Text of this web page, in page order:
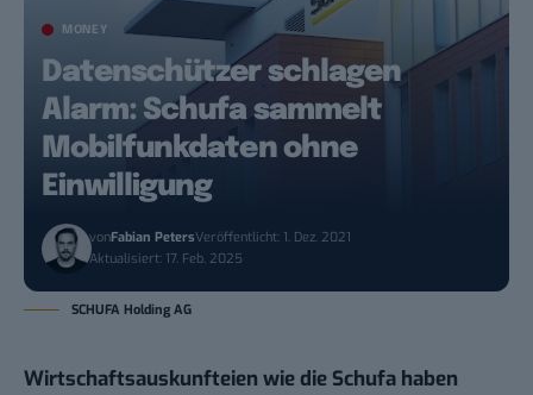
MONEY
Datenschützer schlagen
Alarm: Schufa sammelt
Mobilfunkdaten ohne
Einwilligung
vonFabian PetersVeröffentlicht: 1. Dez. 2021
Aktualisiert: 17. Feb. 2025
SCHUFA Holding AG
Wirtschaftsauskunfteien wie die Schufa haben